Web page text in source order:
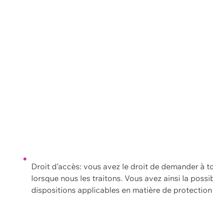
Droit d'accès: vous avez le droit de demander à
lorsque nous les traitons. Vous avez ainsi la
dispositions applicables en matière de protection